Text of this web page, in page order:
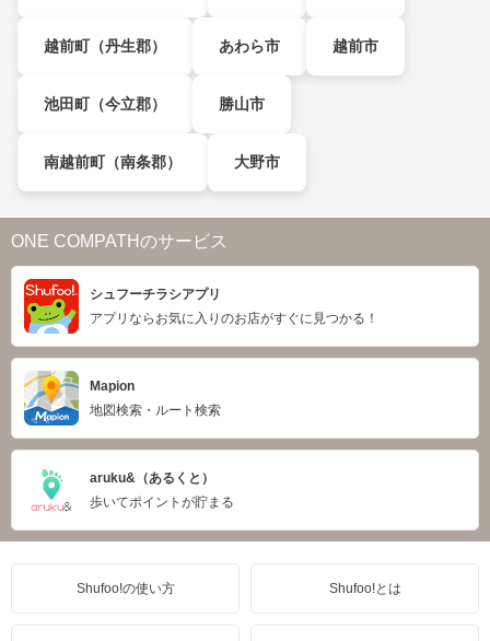
越前町（丹生郡） あわら市 越前市
池田町（今立郡） 勝山市
南越前町（南条郡） 大野市
ONE COMPATHのサービス
シュフーチラシアプリ
アプリならお気に入りのお店がすぐに見つかる！
Mapion
地図検索・ルート検索
aruku&（あるくと）
歩いてポイントが貯まる
Shufoo!の使い方 Shufoo!とは